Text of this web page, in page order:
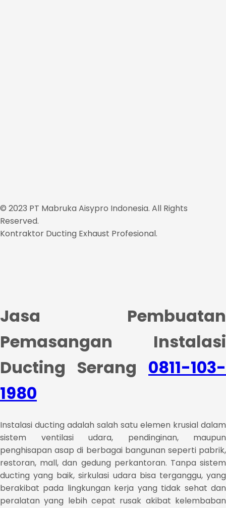
© 2023 PT Mabruka Aisypro Indonesia. All Rights
Reserved.
Kontraktor Ducting Exhaust Profesional.
Jasa Pembuatan
Pemasangan Instalasi
Ducting Serang 0811-103-
1980
Instalasi ducting adalah salah satu elemen krusial dalam
sistem ventilasi udara, pendinginan, maupun
penghisapan asap di berbagai bangunan seperti pabrik,
restoran, mall, dan gedung perkantoran. Tanpa sistem
ducting yang baik, sirkulasi udara bisa terganggu, yang
berakibat pada lingkungan kerja yang tidak sehat dan
peralatan yang lebih cepat rusak akibat kelembaban